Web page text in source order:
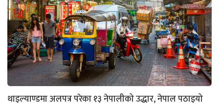
थाइल्याण्डमा अलपत्र परेका १३ नेपालीको उद्धार, नेपाल पठाइयो